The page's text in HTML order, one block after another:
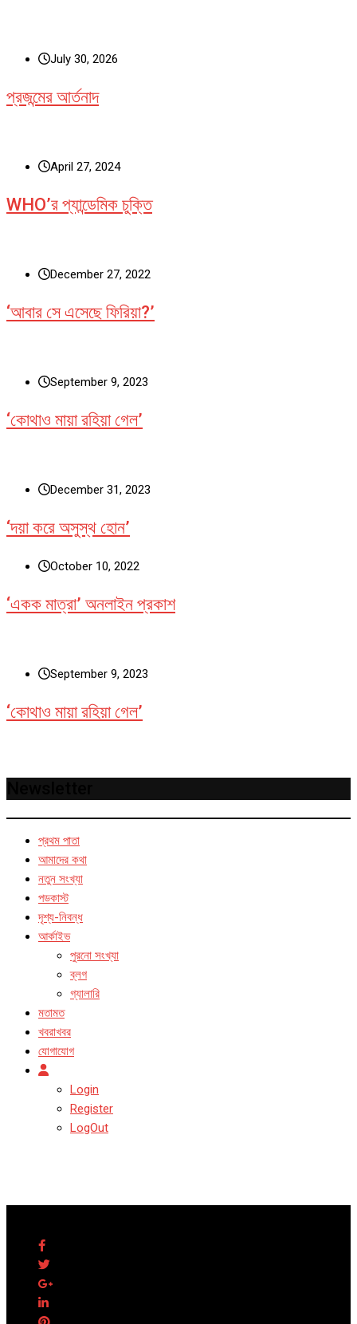
July 30, 2026
প্রজন্মের আর্তনাদ
April 27, 2024
WHO’র প্যান্ডেমিক চুক্তি
December 27, 2022
‘আবার সে এসেছে ফিরিয়া?’
September 9, 2023
‘কোথাও মায়া রহিয়া গেল’
December 31, 2023
‘দয়া করে অসুস্থ হোন’
October 10, 2022
‘একক মাত্রা’ অনলাইন প্রকাশ
September 9, 2023
‘কোথাও মায়া রহিয়া গেল’
প্রথম পাতা
আমাদের কথা
নতুন সংখ্যা
পডকাস্ট
দৃশ্য-নিবন্ধ
আর্কাইভ
পুরনো সংখ্যা
ব্লগ
গ্যালারি
মতামত
খবরাখবর
যোগাযোগ
Login
Register
LogOut